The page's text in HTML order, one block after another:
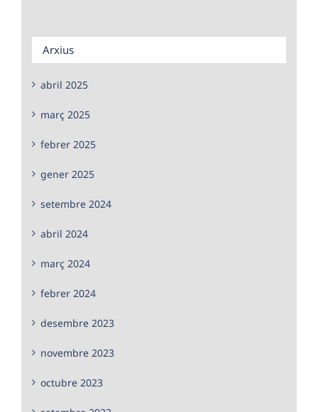
Arxius
abril 2025
març 2025
febrer 2025
gener 2025
setembre 2024
abril 2024
març 2024
febrer 2024
desembre 2023
novembre 2023
octubre 2023